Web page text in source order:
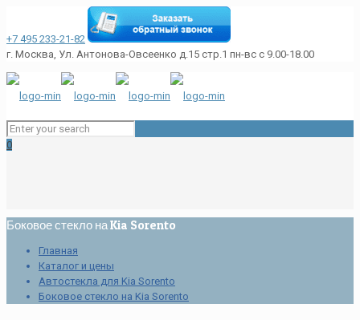
+7 495 233-21-82
г. Москва, Ул. Антонова-Овсеенко д.15 стр.1 пн-вс с 9.00-18.00
0
Боковое стекло на Kia Sorento
Главная
Каталог и цены
Автостекла для Kia Sorento
Боковое стекло на Kia Sorento